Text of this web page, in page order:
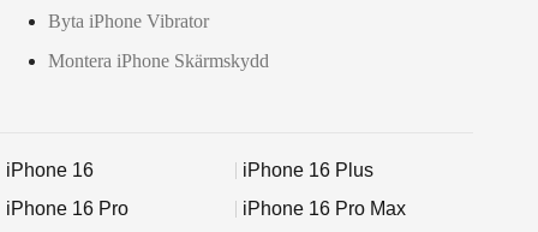
Byta iPhone Vibrator
Montera iPhone Skärmskydd
iPhone 16
iPhone 16 Plus
iPhone 16 Pro
iPhone 16 Pro Max